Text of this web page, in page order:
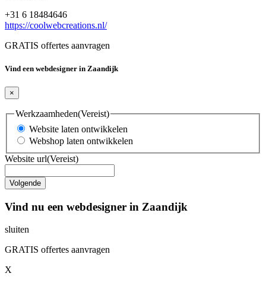
+31 6 18484646
https://coolwebcreations.nl/
GRATIS offertes aanvragen
Vind een webdesigner in Zaandijk
×
Werkzaamheden(Vereist)
Website laten ontwikkelen
Webshop laten ontwikkelen
Website url(Vereist)
Vind nu een webdesigner in Zaandijk
sluiten
GRATIS offertes aanvragen
X